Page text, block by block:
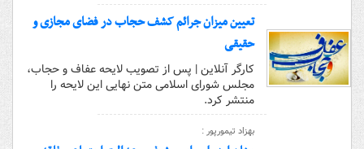
تعیین میزان جرائم کشف حجاب در فضای مجازی و
حقیقی
کارگر آنلاین | پس از تصویب لایحه عفاف و حجاب،
مجلس شورای اسلامی متن نهایی این لایحه را
منتشر کرد.
بهزاد تیمورپور :